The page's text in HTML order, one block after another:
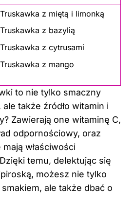
Truskawka z miętą i limonką
Truskawka z bazylią
Truskawka z cytrusami
Truskawka z mango
to nie tylko smaczny
ale także źródło witamin i
Zawierają one witaminę C,
odpornościowy, oraz
właściwości
temu, delektując się
możesz nie tylko
ale także dbać o